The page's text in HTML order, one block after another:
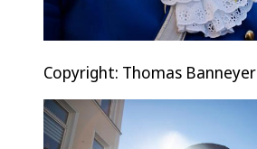
Copyright: Thomas Banneyer